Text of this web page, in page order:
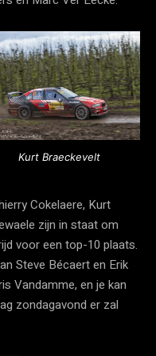
Kurt Braeckevelt
Cokelaere, Kurt
zijn in staat om
voor een top-10 plaats.
Steve Bécaert en Erik
Vandamme, en je kan
zondagavond er zal